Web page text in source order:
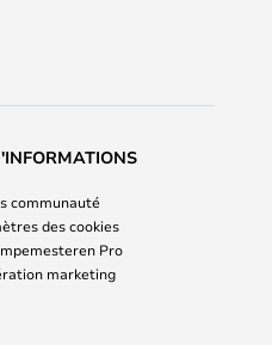
communauté
des cookies
Pro
marketing